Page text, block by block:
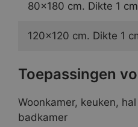
80×180 cm. Dikte 1 cm
120×120 cm. Dikte 1
Toepassingen
Woonkamer, keuken,
badkamer